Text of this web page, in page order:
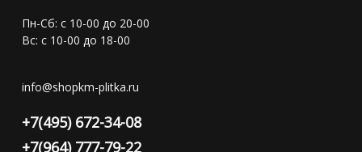
Пн-Сб: с 10-00 до 20-00
Вс: с 10-00 до 18-00
info@shopkm-plitka.ru
+7(495) 672-34-08
+7(964) 777-79-22